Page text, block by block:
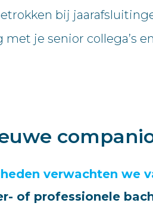
bij
je senior collega’s
verwachten we
of professionele